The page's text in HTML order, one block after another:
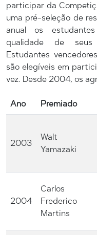
participar da
uma pré-seleção de
anual os
qualidade de seus
Estudantes
são elegíveis em
vez. Desde 2004, os
Ano Premiado
2003
Walt
Yamazaki
2004
Carlos
Frederico
Martins